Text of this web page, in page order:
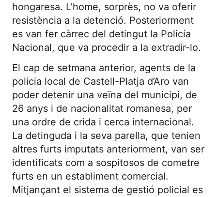
hongaresa. L’home, sorprès, no va oferir
resistència a la detenció. Posteriorment
es van fer càrrec del detingut la Policía
Nacional, que va procedir a la extradir-lo.
El cap de setmana anterior, agents de la
policia local de Castell-Platja d’Aro van
poder detenir una veïna del municipi, de
26 anys i de nacionalitat romanesa, per
una ordre de crida i cerca internacional.
La detinguda i la seva parella, que tenien
altres furts imputats anteriorment, van ser
identificats com a sospitosos de cometre
furts en un establiment comercial.
Mitjançant el sistema de gestió policial es